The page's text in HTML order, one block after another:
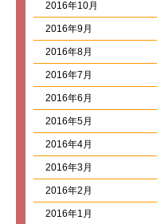
2016年10月
2016年9月
2016年8月
2016年7月
2016年6月
2016年5月
2016年4月
2016年3月
2016年2月
2016年1月